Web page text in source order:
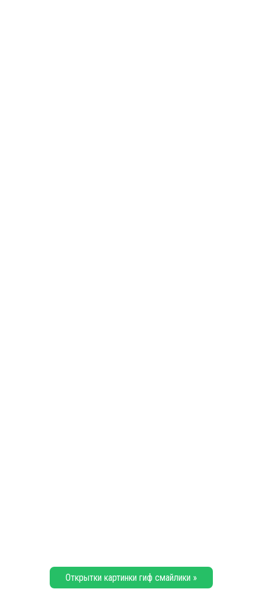
Открытки картинки гиф смайлики »